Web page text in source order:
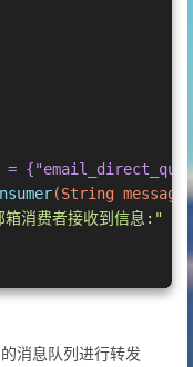
=
(String message)
箱消费者接收到信息:"
消息队列进行转发